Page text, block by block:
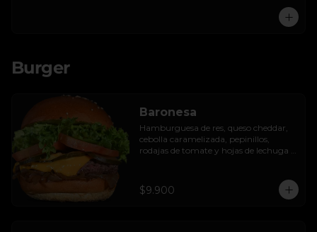
Burger
Baronesa
Hamburguesa de res, queso cheddar,
cebolla caramelizada, pepinillos,
rodajas de tomate y hojas de lechuga
$9.900